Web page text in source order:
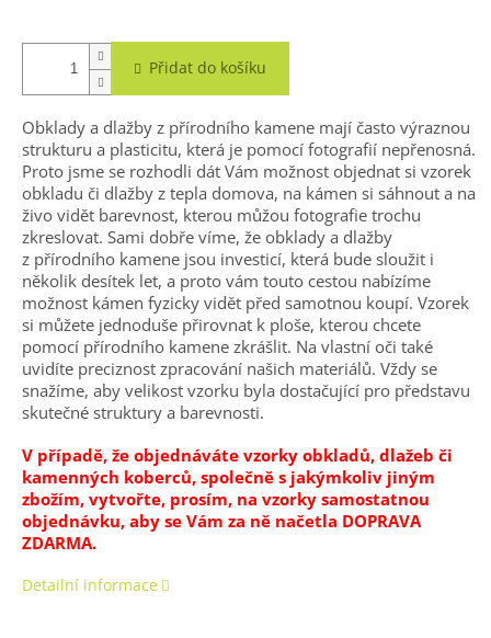
Přidat do košíku
Obklady a dlažby z přírodního kamene mají často výraznou
strukturu a plasticitu, která je pomocí fotografií nepřenosná.
Proto jsme se rozhodli dát Vám možnost objednat si vzorek
obkladu či dlažby z tepla domova, na kámen si sáhnout a na
živo vidět barevnost, kterou můžou fotografie trochu
zkreslovat. Sami dobře víme, že obklady a dlažby
z přírodního kamene jsou investicí, která bude sloužit i
několik desítek let, a proto vám touto cestou nabízíme
možnost kámen fyzicky vidět před samotnou koupí. Vzorek
si můžete jednoduše přirovnat k ploše, kterou chcete
pomocí přírodního kamene zkrášlit. Na vlastní oči také
uvidíte preciznost zpracování našich materiálů. Vždy se
snažíme, aby velikost vzorku byla dostačující pro představu
skutečné struktury a barevnosti.
V případě, že objednáváte vzorky obkladů, dlažeb či
kamenných koberců, společně s jakýmkoliv jiným
zbožím, vytvořte, prosím, na vzorky samostatnou
objednávku, aby se Vám za ně načetla DOPRAVA
ZDARMA.
Detailní informace